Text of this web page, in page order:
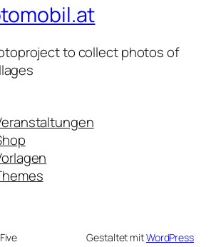
to collect photos of
Gestaltet mitWordPress